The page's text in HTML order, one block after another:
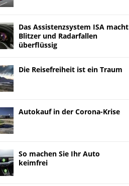
Das Assistenzsystem ISA macht
Blitzer und Radarfallen
überflüssig
Die Reisefreiheit ist ein Traum
Autokauf in der Corona-Krise
So machen Sie Ihr Auto
keimfrei